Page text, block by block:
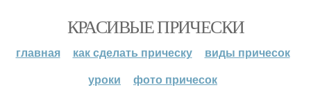
КРАСИВЫЕ ПРИЧЕСКИ
главная как сделать прическу
виды причесок
уроки
фото причесок